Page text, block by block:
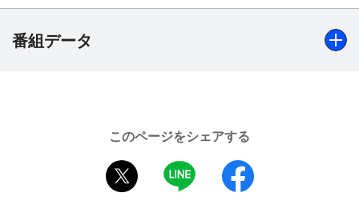
（原田大二郎）が駆け落ちをする覚悟で宝石を盗ん
できた。幸せになろうと決心した矢先に、思わぬ事
件に巻き込まれていく…。佐藤浩市、柄本明、佐藤
ポルノ女優の小夜子（南條玲子）は27歳。ダイコン
役者と言われながらも、生来の明るさでどうにか仕
事をこなしている。
ある日、愛人の北村（原田大二郎）が小夜子のアパ
番組データ
南條玲子、佐藤浩市、佐藤慶、大西結花、原田大二郎、友
このページをシェアする
twitter
LINE